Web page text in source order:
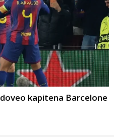
kapitena Barcelone